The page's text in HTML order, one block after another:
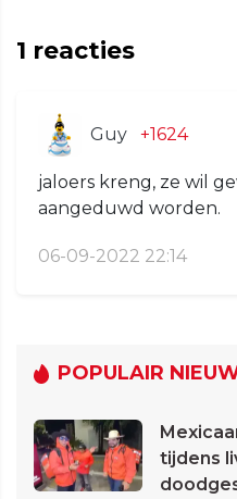
1 reacties
Guy +1624
jaloers kreng, ze wil
aangeduwd worden.
06-09-2022 22:14
POPULAIR
tijdens